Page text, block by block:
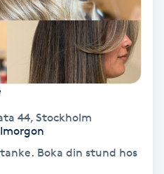
44, Stockholm
Boka din stund hos